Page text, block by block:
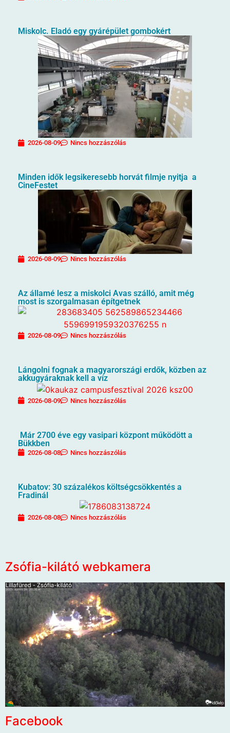
Miskolc. Eladó egy gyárépület gombokért
2026-08-09 Nincs hozzászólás
Minden idők legsikeresebb horvát filmje nyitja a
CineFestet
2026-08-09 Nincs hozzászólás
Az államé lesz a miskolci Avas szálló, amit még
most is szorgalmasan építgetnek
2026-08-09 Nincs hozzászólás
Lángolni fognak a magyarországi erdők, közben az
akkugyáraknak kell a víz
2026-08-09 Nincs hozzászólás
Már 2700 éve egy vasipari központ működött a
Bükkben
2026-08-08 Nincs hozzászólás
Kubatov: 30 százalékos költségcsökkentés a
Fradinál
2026-08-08 Nincs hozzászólás
Zsófia-kilátó webkamera
Facebook